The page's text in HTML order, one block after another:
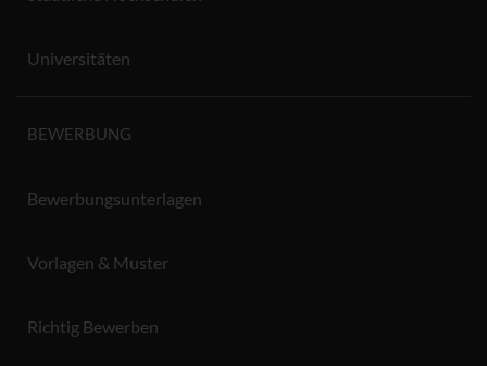
Universitäten
BEWERBUNG
Bewerbungsunterlagen
Vorlagen & Muster
Richtig Bewerben